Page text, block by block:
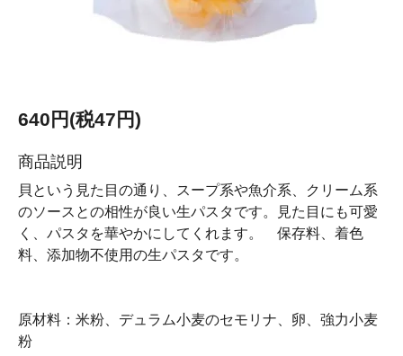
640円(税47円)
商品説明
貝という見た目の通り、スープ系や魚介系、クリーム系
のソースとの相性が良い生パスタです。見た目にも可愛
く、パスタを華やかにしてくれます。 保存料、着色
料、添加物不使用の生パスタです。
原材料：米粉、デュラム小麦のセモリナ、卵、強力小麦
粉